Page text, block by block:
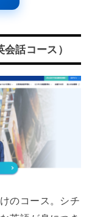
話コース）
のコース。シチ